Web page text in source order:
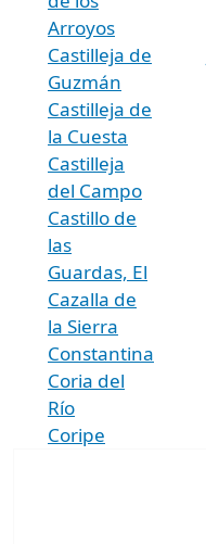
Arroyos
Castilleja de
Guzmán
Castilleja de
la Cuesta
Castilleja
del Campo
Castillo de
las
Guardas, El
Cazalla de
la Sierra
Constantina
Coria del
Río
Coripe